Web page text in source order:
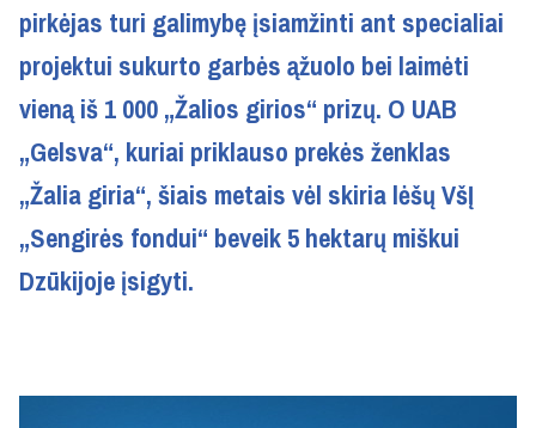
pirkėjas turi galimybę įsiamžinti ant specialiai
projektui sukurto garbės ąžuolo bei laimėti
vieną iš 1 000 „Žalios girios“ prizų. O UAB
„Gelsva“, kuriai priklauso prekės ženklas
„Žalia giria“, šiais metais vėl skiria lėšų VšĮ
„Sengirės fondui“ beveik 5 hektarų miškui
Dzūkijoje įsigyti.